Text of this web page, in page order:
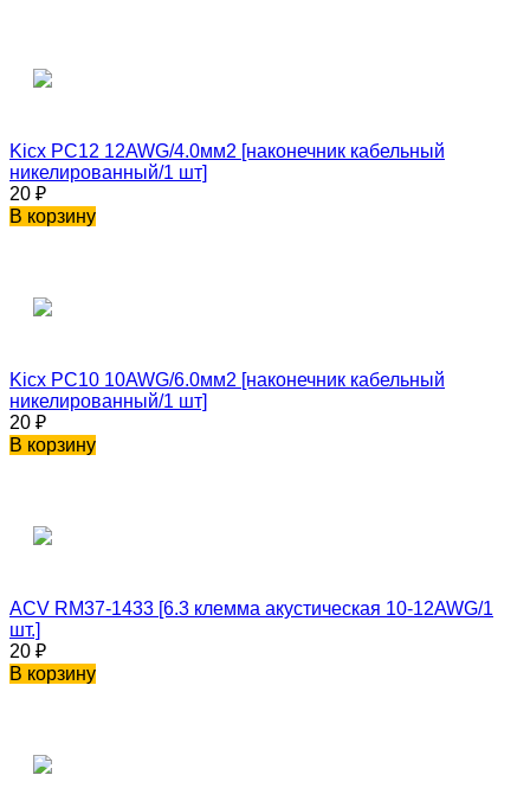
Kicx PC12 12AWG/4.0мм2 [наконечник кабельный
никелированный/1 шт]
20 ₽
В корзину
Kicx PC10 10AWG/6.0мм2 [наконечник кабельный
никелированный/1 шт]
20 ₽
В корзину
ACV RM37-1433 [6.3 клемма акустическая 10-12AWG/1
шт.]
20 ₽
В корзину